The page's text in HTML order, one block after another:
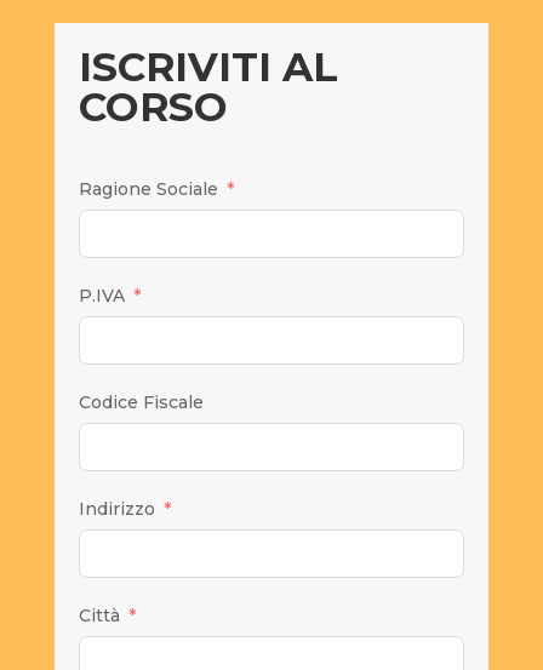
ISCRIVITI AL
CORSO
Ragione Sociale
P.IVA
Codice Fiscale
Indirizzo
Città